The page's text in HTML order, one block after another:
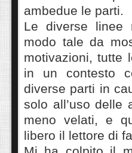
ambedue le parti.
Le diverse linee
modo tale da
motivazioni, tutte
in un contesto
diverse parti in
solo all’uso delle
meno velati, e
libero il lettore di